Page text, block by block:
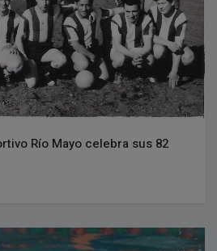
Río Mayo celebra sus 82